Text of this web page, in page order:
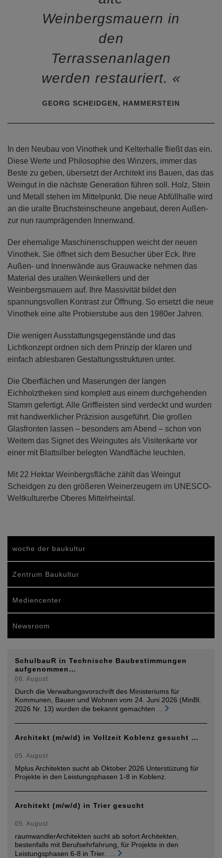
Weinbergsmauern in
den
Terrassenanlagen
werden restauriert.
GEORG SCHEIDGEN, HAMMERSTEIN
In den Neubau von Vinothek und Kelterhalle fließt das ein.
Diese Werte und Philosophie des Winzers, immer das
Beste zu geben, übersetzt der Architekt ins Bauen, das das
Weingut in die nächste Generation führen soll. Holz, Stein
und Metall stehen im Mittelpunkt. Die neue Abfüllhalle wird
an die uralte Bruchsteinscheune angebaut, deren Außen-
zur nun raumprägenden Innenwand.
Der ehemalige Maschinenschuppen weicht der neuen
Vinothek. Sie öffnet sich dem Besucher über Eck. Ihre
Außen- und Innenwände aus Grauwacke nehmen das
Material des uralten Weinkellers und der
Weinbergsmauern auf. Ihre Massivität bildet den
spannungsvollen Kontrast zur Öffnung. So ersetzt die neue
Vinothek eine alte Probierstube aus den 1980er Jahren.
Die wenigen Ausstattungsgegenstände und das
Lichtkonzept ordnen sich dem Prinzip der klaren und
einfach ablesbaren Gestaltungsstrukturen unter.
Die Oberflächen und Maserungen der langen
Eichholztheken sind komplett aus einem durchgehenden
Stamm gefertigt. Alle Griffleisten sind verdeckt und wurden
mit handwerklicher Präzision ausgeführt. Die großen
Glasfronten lassen – besonders am Abend – schon von
Weitem das Signet des Weingutes als Visitenkarte vor
einer mit Blattsilber belegten Wandfläche leuchten.
Mit 22 Hektar Weinbergsfläche zählt das Weingut
Scheidgen zu den größeren Weinerzeugern im UNESCO-
Weltkulturerbe Oberes Mittelrheintal.
woche der baukultur
Zentrum Baukultur
Mediencenter
Newsroom
SchulbauR in Technische Baubestimmungen
aufgenommen…
06. August
Durch die Verwaltungsvorschrift des Ministeriums für
Kommunen, Bauen und Wohnen vom 24. Juni 2026 (MinBl.
2026 Nr. 13) wurden die bekannt gemachten
Architekt (m/w/d) in Vollzeit Koblenz gesucht …
05. August
Mplus Architekten sucht ab Oktober 2026 Unterstüzung für
Projekte in den Leistungsphasen 1-8 in Koblenz.
Architekt (m/w/d) in Trier gesucht
05. August
raumwandlerArchitekten sucht ab sofort Architekten,
bestenfalls mit Berufsehrfahrung, für Projekte in den
Leistungsphasen 6-8 in Trier.